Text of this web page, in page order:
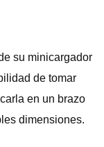
su minicargador
de tomar
en un brazo
dimensiones.